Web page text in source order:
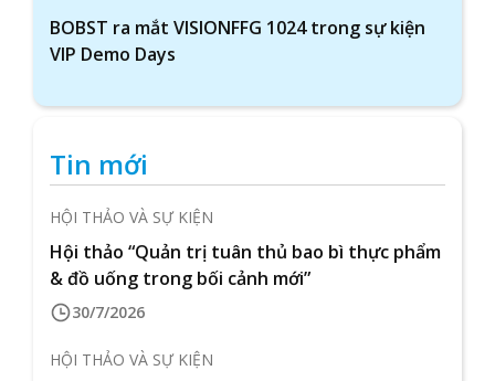
BOBST ra mắt VISIONFFG 1024 trong sự kiện
VIP Demo Days
Tin mới
HỘI THẢO VÀ SỰ KIỆN
Hội thảo “Quản trị tuân thủ bao bì thực phẩm
& đồ uống trong bối cảnh mới”
30/7/2026
HỘI THẢO VÀ SỰ KIỆN